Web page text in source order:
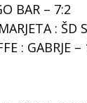
BAR – 7:2
: ŠD
: GABRJE –